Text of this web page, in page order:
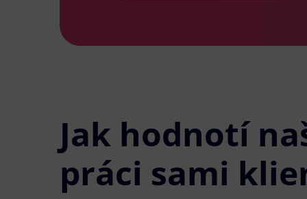
Jak hodnotí
práci sami